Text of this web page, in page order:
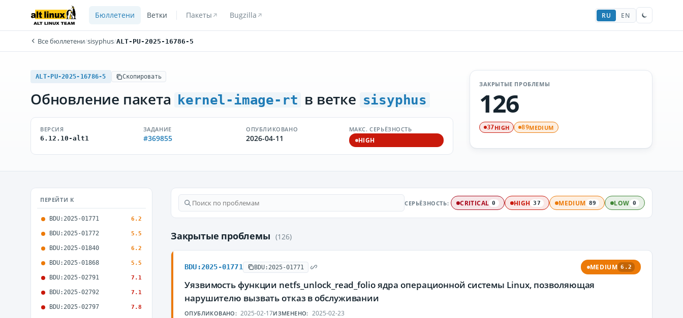
Бюллетени Ветки Пакеты Bugzilla RU EN
Все бюллетени/sisyphus/ALT-PU-2025-16786-5
ALT-PU-2025-16786-5 Скопировать
Обновление пакета kernel-image-rt в ветке sisyphus
ВЕРСИЯ
6.12.10-alt1
ЗАДАНИЕ
#369855
ОПУБЛИКОВАНО
2026-04-11
МАКС. СЕРЬЁЗНОСТЬ
HIGH
ЗАКРЫТЫЕ ПРОБЛЕМЫ
126
37HIGH 89MEDIUM
ПЕРЕЙТИ К
BDU:2025-01771 6.2
BDU:2025-01772 5.5
BDU:2025-01840 6.2
BDU:2025-01868 5.5
BDU:2025-02791 7.1
BDU:2025-02792 7.1
BDU:2025-02797 7.8
СЕРЬЁЗНОСТЬ: CRITICAL 0 HIGH 37 MEDIUM 89 LOW 0
Закрытые проблемы (126)
BDU:2025-01771 BDU:2025-01771 MEDIUM 6.2
Уязвимость функции netfs_unlock_read_folio ядра операционной системы Linux, позволяющая
нарушителю вызвать отказ в обслуживании
ОПУБЛИКОВАНО: 2025-02-17ИЗМЕНЕНО: 2025-02-23